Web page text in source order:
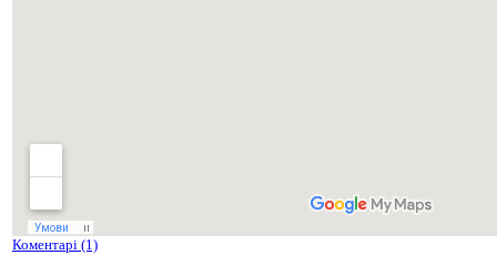
Коментарі (1)